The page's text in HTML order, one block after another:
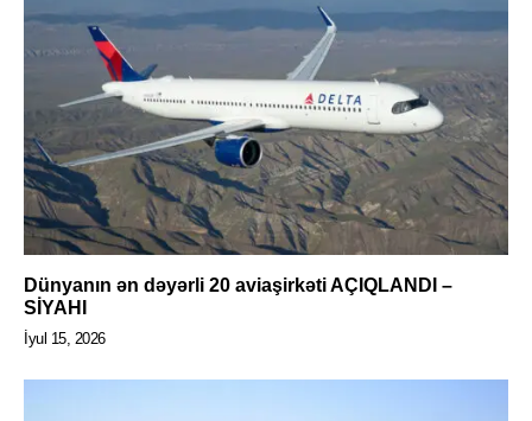
Dünyanın ən dəyərli 20 aviaşirkəti AÇIQLANDI –
SİYAHI
İyul 15, 2026